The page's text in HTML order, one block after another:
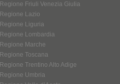
Regione Friuli Venezia Giulia
Regione Lazio
Regione Liguria
Regione Lombardia
Regione Marche
Regione Toscana
Regione Trentino Alto Adige
Regione Umbria